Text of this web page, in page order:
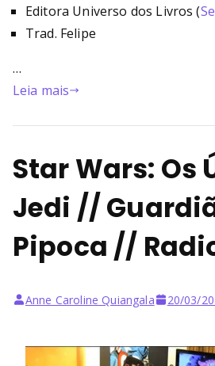
Editora Universo dos Livros (
Trad. Felipe
…
Leia mais
Star Wars: Os
Jedi //
Pipoca //
Anne Caroline Quiangala 20/03/